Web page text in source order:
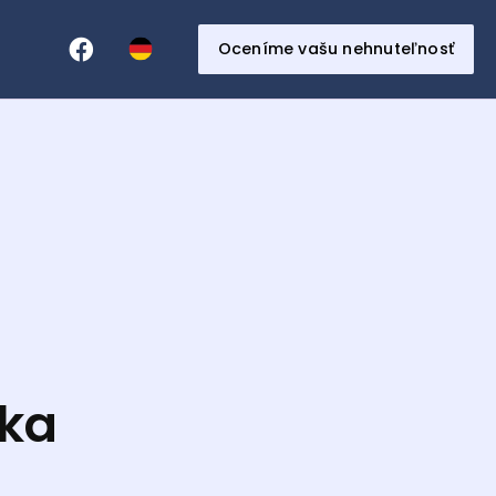
Oceníme vašu nehnuteľnosť